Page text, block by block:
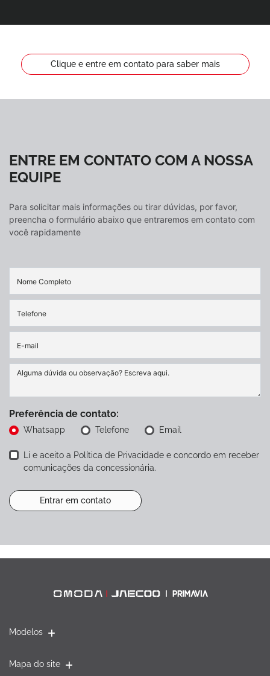
Clique e entre em contato para saber mais
ENTRE EM CONTATO COM A NOSSA
EQUIPE
Para solicitar mais informações ou tirar dúvidas, por favor,
preencha o formulário abaixo que entraremos em contato com
você rapidamente
Preferência de contato:
Whatsapp Telefone Email
Li e aceito a Política de Privacidade e concordo em receber
comunicações da concessionária.
Entrar em contato
Modelos
Mapa do site